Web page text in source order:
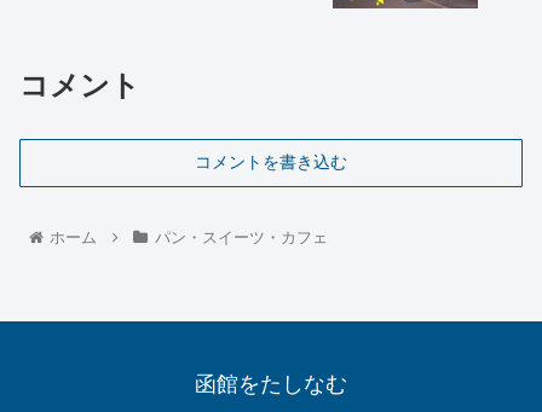
コメント
コメントを書き込む
ホーム パン・スイーツ・カフェ
函館をたしなむ